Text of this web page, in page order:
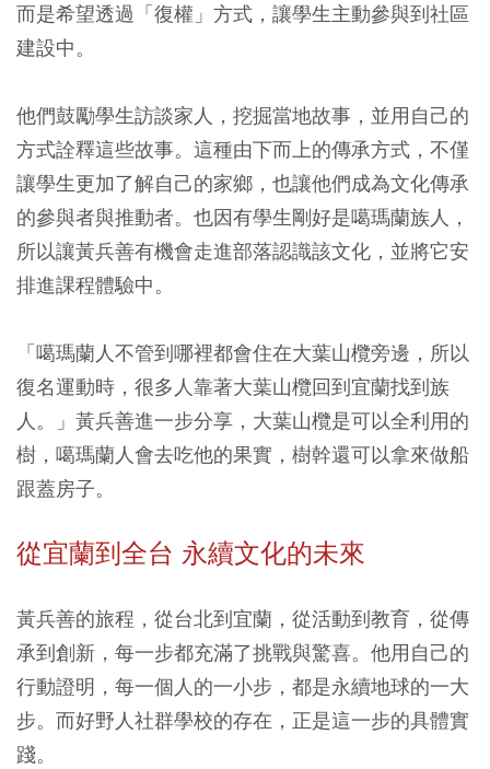
而是希望透過「復權」方式，讓學生主動參與到社區
建設中。
他們鼓勵學生訪談家人，挖掘當地故事，並用自己的
方式詮釋這些故事。這種由下而上的傳承方式，不僅
讓學生更加了解自己的家鄉，也讓他們成為文化傳承
的參與者與推動者。也因有學生剛好是噶瑪蘭族人，
所以讓黃兵善有機會走進部落認識該文化，並將它安
排進課程體驗中。
「噶瑪蘭人不管到哪裡都會住在大葉山欖旁邊，所以
復名運動時，很多人靠著大葉山欖回到宜蘭找到族
人。」黃兵善進一步分享，大葉山欖是可以全利用的
樹，噶瑪蘭人會去吃他的果實，樹幹還可以拿來做船
跟蓋房子。
從宜蘭到全台 永續文化的未來
黃兵善的旅程，從台北到宜蘭，從活動到教育，從傳
承到創新，每一步都充滿了挑戰與驚喜。他用自己的
行動證明，每一個人的一小步，都是永續地球的一大
步。而好野人社群學校的存在，正是這一步的具體實
踐。